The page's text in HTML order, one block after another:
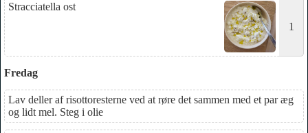
Stracciatella ost
1
Fredag
Lav deller af risottoresterne ved at røre det sammen med et par æg
og lidt mel. Steg i olie